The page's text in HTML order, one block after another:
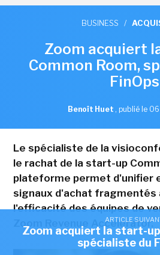
ARTICLE
Zoom acquiert la start-
spécialiste du
BUSINESS /
Zoom acquiert
Common Room,
FinOps
Benoît Huet , publié le
Le spécialiste de la
le rachat de la start-up
plateforme permet d'unifier
signaux d'achat fragmentés
l'efficacité des équipes de
Zoom Revenue Accelerator.